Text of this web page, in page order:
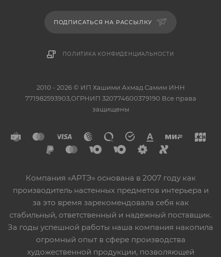
ПОДПИСАТЬСЯ НА РАССЫЛКУ
ПОЛИТИКА КОНФИДЕНЦИАЛЬНОСТИ
2010 - 2026 © ИП Хашими Ахмад Самим ИНН
771982593903,ОГРНИП 320774600379190 Все права
защищены
Компания «АРТЭ» основана в 2007 году как
производитель настенных предметов интерьера и
за это время зарекомендовала себя как
стабильный, ответственный и надежный поставщик.
За годы успешной работы наша компания накопила
огромный опыт в сфере производства
художественной продукции, позволяющей